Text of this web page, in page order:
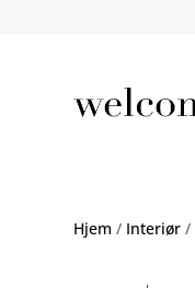
Hjem / Interiør /